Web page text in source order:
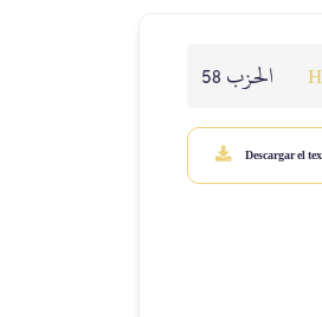
Descargar el